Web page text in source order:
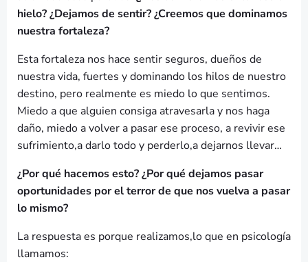
hielo? ¿Dejamos de sentir? ¿Creemos que dominamos
nuestra fortaleza?
Esta fortaleza nos hace sentir seguros, dueños de
nuestra vida, fuertes y dominando los hilos de nuestro
destino, pero realmente es miedo lo que sentimos.
Miedo a que alguien consiga atravesarla y nos haga
daño, miedo a volver a pasar ese proceso, a revivir ese
sufrimiento,a darlo todo y perderlo,a dejarnos llevar…
¿Por qué hacemos esto? ¿Por qué dejamos pasar
oportunidades por el terror de que nos vuelva a pasar
lo mismo?
La respuesta es porque realizamos,lo que en psicología
llamamos: